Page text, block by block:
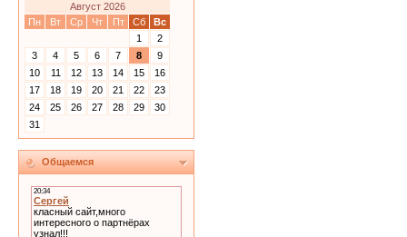
Август 2026
Пн
Вт Ср Чт Пт Сб
Вс
1
2
3
4 5 6 7 8
9
10
11 12 13 14 15
16
17
18 19 20 21 22
23
24
25 26 27 28 29
30
31
Общаемся